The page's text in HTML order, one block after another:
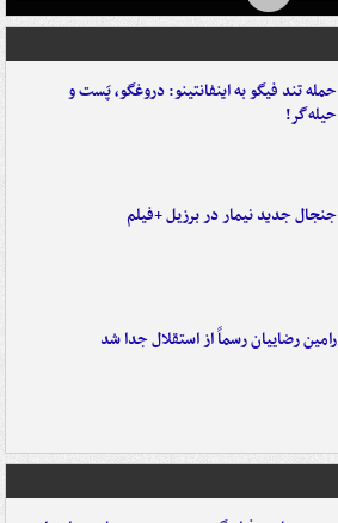
حمله تند فیگو به اینفانتینو: دروغگو، پَست‌ و
حیله‌گر!
جنجال جدید نیمار در برزیل +فیلم
رامین رضاییان رسماً از استقلال جدا شد